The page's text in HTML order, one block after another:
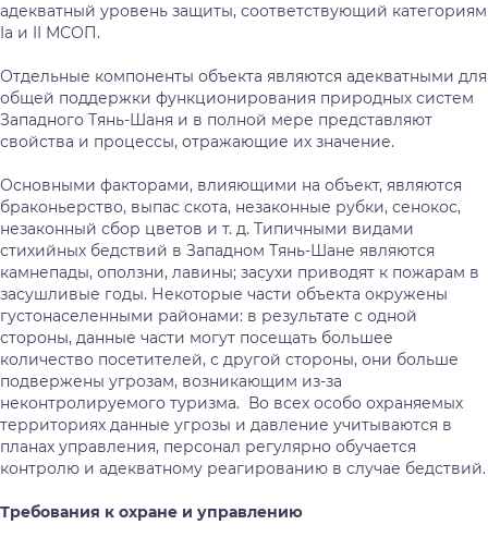
адекватный уровень защиты, соответствующий категориям
Ia и II МСОП.
Отдельные компоненты объекта являются адекватными для
общей поддержки функционирования природных систем
Западного Тянь-Шаня и в полной мере представляют
свойства и процессы, отражающие их значение.
Основными факторами, влияющими на объект, являются
браконьерство, выпас скота, незаконные рубки, сенокос,
незаконный сбор цветов и т. д. Типичными видами
стихийных бедствий в Западном Тянь-Шане являются
камнепады, оползни, лавины; засухи приводят к пожарам в
засушливые годы. Некоторые части объекта окружены
густонаселенными районами: в результате с одной
стороны, данные части могут посещать большее
количество посетителей, с другой стороны, они больше
подвержены угрозам, возникающим из-за
неконтролируемого туризма. Во всех особо охраняемых
территориях данные угрозы и давление учитываются в
планах управления, персонал регулярно обучается
контролю и адекватному реагированию в случае бедствий.
Требования к охране и управлению